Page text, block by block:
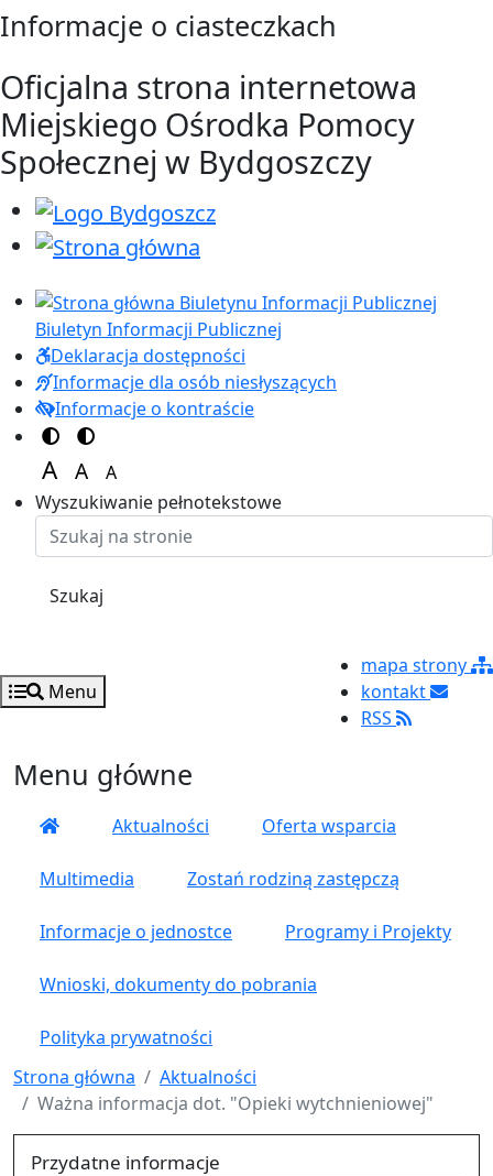
Przejdź do treści
Przejdź do menu
Informacje o ciasteczkach
Oficjalna strona internetowa
Miejskiego Ośrodka Pomocy
Społecznej w Bydgoszczy
Biuletyn Informacji Publicznej
Deklaracja dostępności
Informacje dla osób niesłyszących
Informacje o kontraście
Przełącz na motyw kolorów
Przełącz na motyw wysokiej widoczności
A
Ustaw rozmiar czcionki na 150%
A
Ustaw rozmiar czcionki na 125%
A
Ustaw rozmiar czcionki na 100%
Wyszukiwanie pełnotekstowe
Szukaj
Menu
mapa strony
kontakt
RSS
Menu główne
Aktualności Oferta wsparcia
Multimedia Zostań rodziną zastępczą
Informacje o jednostce Programy i Projekty
Wnioski, dokumenty do pobrania
Polityka prywatności
Strona główna
Aktualności
Ważna informacja dot. "Opieki wytchnieniowej"
Przydatne informacje